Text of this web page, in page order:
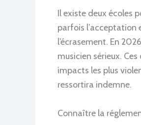
Il existe deux écoles
parfois l’acceptation
l’écrasement. En
musicien sérieux.
impacts les plus
ressortira indemne.
Connaître la